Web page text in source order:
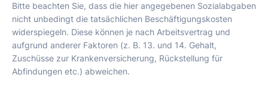
Bitte beachten Sie, dass die hier angegebenen Sozialabgaben
nicht unbedingt die tatsächlichen Beschäftigungskosten
widerspiegeln. Diese können je nach Arbeitsvertrag und
aufgrund anderer Faktoren (z. B. 13. und 14. Gehalt,
Zuschüsse zur Krankenversicherung, Rückstellung für
Abfindungen etc.) abweichen.